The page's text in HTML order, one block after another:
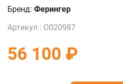
Бренд: Ферингер
Артикул : О020987
56 100 ₽